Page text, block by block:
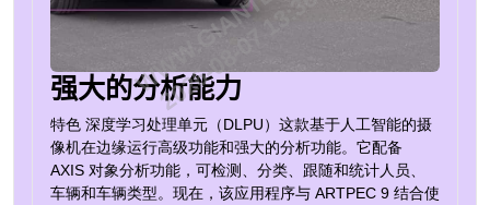
强大的分析能力
特色 深度学习处理单元（DLPU） 这款基于人工智能的摄
像机在边缘运行高级功能和强大的分析功能。它配备
AXIS 对象分析功能，可检测、分类、跟随和统计人员、
车辆和车辆类型。现在，该应用程序与 ARTPEC 9 结合使
2026-08-07 13:36:44